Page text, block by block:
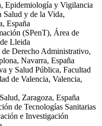
Epidemiología y Vigilancia
Salud y de la Vida,
España
(SPenT), Área de
Lleida
Derecho Administrativo,
Navarra, España
y Salud Pública, Facultad
de Valencia, Valencia,
Zaragoza, España
de Tecnologías Sanitarias
e Investigación